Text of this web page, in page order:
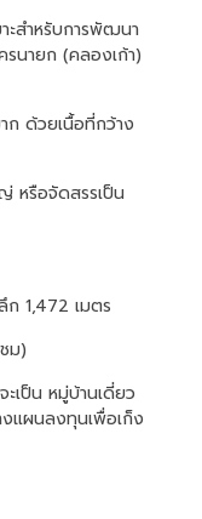
สำหรับการพัฒนา
นายก (คลองเก้า)
ก ด้วยเนื้อที่กว้าง
หรือจัดสรรเป็น
1,472 เมตร
ม)
ะเป็น หมู่บ้านเดี่ยว
แผนลงทุนเพื่อเก็ง